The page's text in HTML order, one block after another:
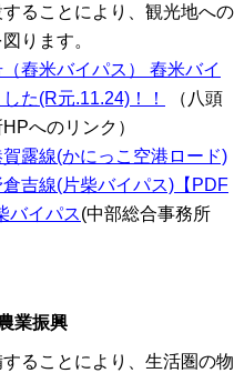
ることにより、観光地への
ります。
舂米バイパス） 舂米バイ
た(R元.11.24) ！！
（八頭
へのリンク）
露線(かにっこ空港ロード)
吉線(片柴バイパス)【PDF
バイパス(中部総合事務所
業振興
ることにより、生活圏の物